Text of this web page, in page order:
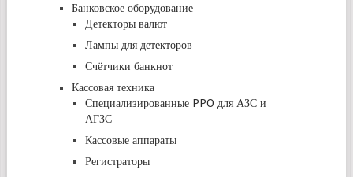
Банковское оборудование
Детекторы валют
Лампы для детекторов
Счётчики банкнот
Кассовая техника
Специализированные PPO для АЗС и
АГЗС
Кассовые аппараты
Регистраторы